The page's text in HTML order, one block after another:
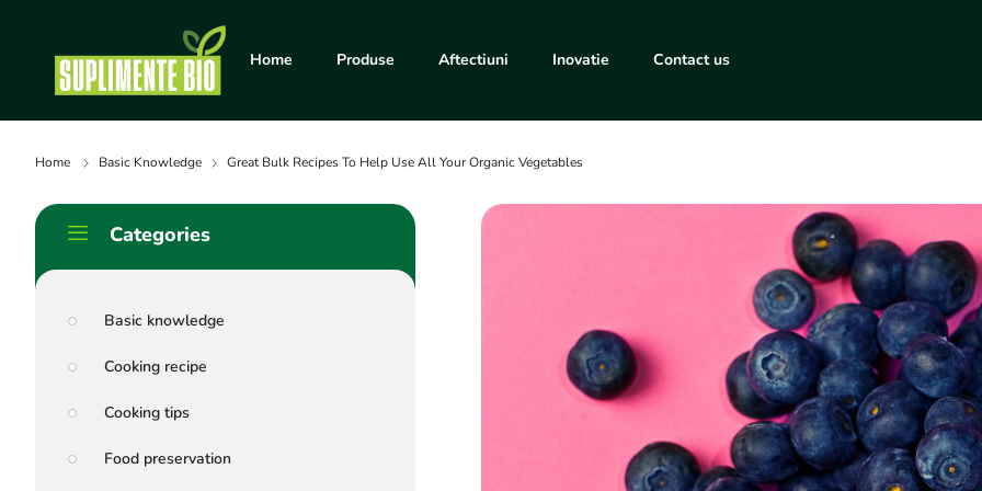
Home Produse Aftectiuni Inovatie Contact us
Home Basic Knowledge Great Bulk Recipes To Help Use All Your Organic Vegetables
Categories
Basic knowledge
Cooking recipe
Cooking tips
Food preservation